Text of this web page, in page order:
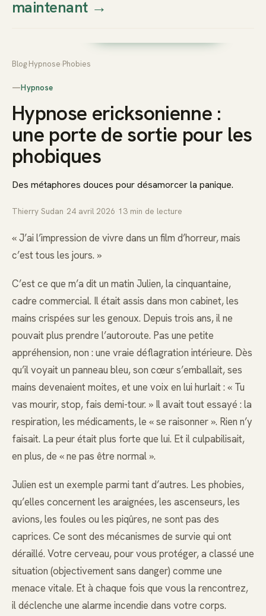
Thierry
Prendre rendez-vous dès
maintenant→
Blog Hypnose Phobies
—Hypnose
Hypnose ericksonienne :
une porte de sortie pour les
phobiques
Des métaphores douces pour désamorcer la panique.
Thierry Sudan 24 avril 2026 13 min de lecture
« J’ai l’impression de vivre dans un film d’horreur, mais
c’est tous les jours. »
C’est ce que m’a dit un matin Julien, la cinquantaine,
cadre commercial. Il était assis dans mon cabinet, les
mains crispées sur les genoux. Depuis trois ans, il ne
pouvait plus prendre l’autoroute. Pas une petite
appréhension, non : une vraie déflagration intérieure. Dès
qu’il voyait un panneau bleu, son cœur s’emballait, ses
mains devenaient moites, et une voix en lui hurlait : « Tu
vas mourir, stop, fais demi-tour. » Il avait tout essayé : la
respiration, les médicaments, le « se raisonner ». Rien n’y
faisait. La peur était plus forte que lui. Et il culpabilisait,
en plus, de « ne pas être normal ».
Julien est un exemple parmi tant d’autres. Les phobies,
qu’elles concernent les araignées, les ascenseurs, les
avions, les foules ou les piqûres, ne sont pas des
caprices. Ce sont des mécanismes de survie qui ont
déraillé. Votre cerveau, pour vous protéger, a classé une
situation (objectivement sans danger) comme une
menace vitale. Et à chaque fois que vous la rencontrez,
il déclenche une alarme incendie dans votre corps.